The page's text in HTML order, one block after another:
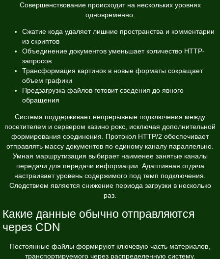
Совершенствование происходит на нескольких уровнях
одновременно:
Сжатие кода удаляет лишние пространства и комментарии
из скриптов
Объединение документов уменьшает количество HTTP-
запросов
Трансформация картинок в новые форматы сокращает
объем графики
Предзагрузка файлов готовит сведения до явного
обращения
Система поддерживает непрерывные подключения между
посетителем и сервером казино рокс, исключая дополнительной
формирования соединения. Протокол HTTP/2 обеспечивает
отправлять массу документов по единому каналу параллельно.
Умная маршрутизация выбирает наименее занятые каналы
передачи для передачи информации. Адаптивная отдача
настраивает уровень содержимого под темп подключения.
Следствием является снижение периода загрузки в несколько
раз.
Какие данные обычно отправляются
через CDN
Постоянные файлы формируют ключевую часть материалов,
транспортируемого через распределенную систему.